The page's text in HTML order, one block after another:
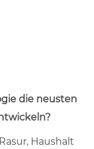
die neusten
Haushalt